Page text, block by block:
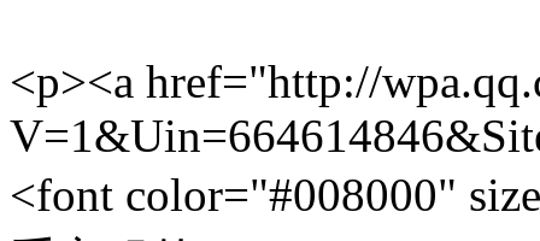
<p><a href="http://
<font color="#008000"